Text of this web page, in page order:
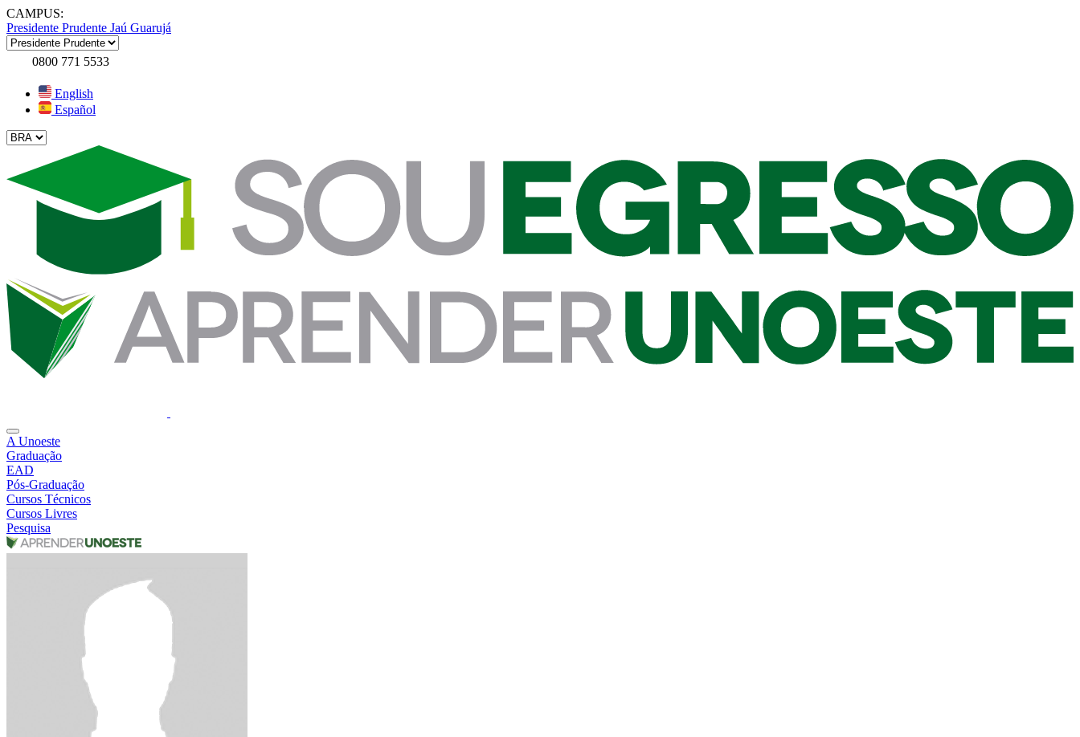
CAMPUS:
Presidente Prudente Jaú Guarujá
0800 771 5533
English
Español
A Unoeste
Graduação
EAD
Pós-Graduação
Cursos Técnicos
Cursos Livres
Pesquisa